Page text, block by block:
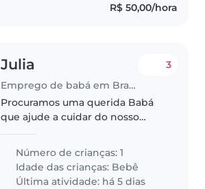
R$ 50,00/hora
Julia
Emprego de babá em Brasília
3
Procuramos uma querida Babá
que ajude a cuidar do nosso
e atenta. Precisamos de alguém
que esteja à vontade para ajudar
com tarefas escolares simples...
Número de crianças: 1
Idade das crianças: Bebê
Última atividade: há 5 dias